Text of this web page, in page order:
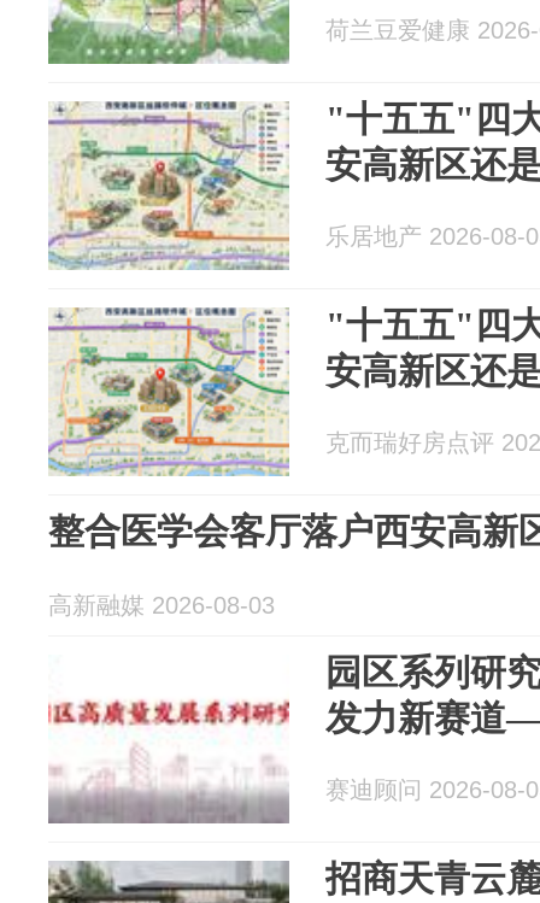
荷兰豆爱健康
"十五五"四
安高新区还
乐居地产 2026-08-
"十五五"四
安高新区还
克而瑞好房点评
整合医学会客厅落户西安高新
高新融媒 2026-08-03
园区系列研
发力新赛道
赛迪顾问 2026-08-
招商天青云